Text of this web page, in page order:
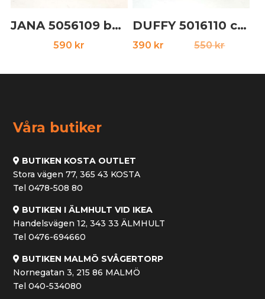
JANA 5056109 beige
590 kr
DUFFY 5016110 camel
550krDet
390 kr
Det
Våra butiker
BUTIKEN KOSTA OUTLET
Stora vägen 77, 365 43 KOSTA
Tel 0478-508 80
BUTIKEN I ÄLMHULT VID IKEA
Handelsvägen 12, 343 33 ÄLMHULT
Tel 0476-694660
BUTIKEN MALMÖ SVÅGERTORP
Nornegatan 3, 215 86 MALMÖ
Tel 040-534080